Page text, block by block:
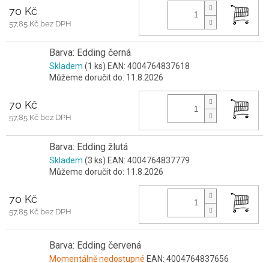
70 Kč
57,85 Kč bez DPH
Barva: Edding černá
Skladem (1 ks) EAN: 4004764837618
Můžeme doručit do: 11.8.2026
70 Kč
57,85 Kč bez DPH
Barva: Edding žlutá
Skladem (3 ks) EAN: 4004764837779
Můžeme doručit do: 11.8.2026
70 Kč
57,85 Kč bez DPH
Barva: Edding červená
Momentálně nedostupné EAN: 4004764837656